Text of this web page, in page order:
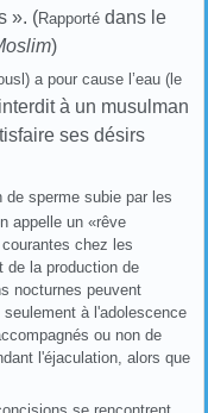
». (Rapporté dans le
)
a pour cause l’eau (le
à un musulman
ses désirs
sperme subie par les
appelle un «rêve
chez les
de la production de
nocturnes peuvent
à l'adolescence
ou non de
l'éjaculation, alors que